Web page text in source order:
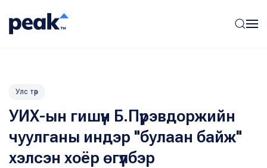
Улс төр
УИХ-ын гишүүн Б.Пүрэвдоржийн
чуулганы индэр "булаан байж"
хэлсэн хоёр өгүүлбэр